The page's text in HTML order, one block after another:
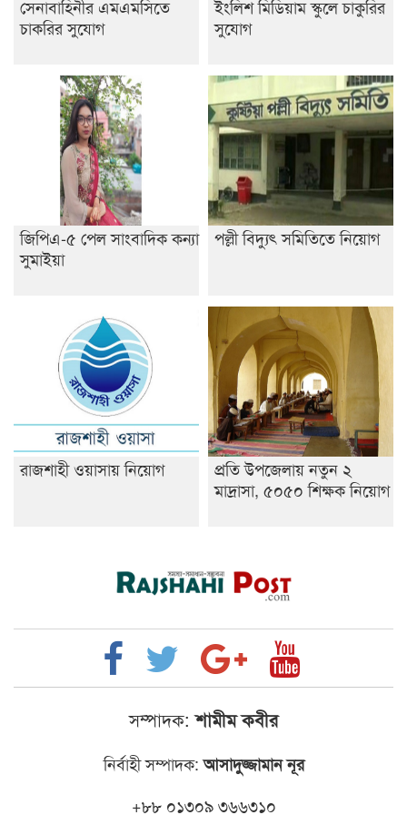
সেনাবাহিনীর এমএমসিতে
চাকরির সুযোগ
ইংলিশ মিডিয়াম স্কুলে চাকুরির
সুযোগ
জিপিএ-৫ পেল সাংবাদিক কন্যা
সুমাইয়া
পল্লী বিদ্যুৎ সমিতিতে নিয়োগ
রাজশাহী ওয়াসায় নিয়োগ
প্রতি উপজেলায় নতুন ২
মাদ্রাসা, ৫০৫০ শিক্ষক নিয়োগ
সম্পাদক: শামীম কবীর
নির্বাহী সম্পাদক:আসাদুজ্জামান নূর
+৮৮ ০১৩০৯ ৩৬৬৩১০